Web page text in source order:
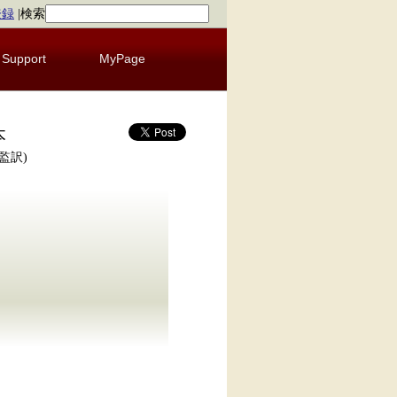
検索
Support MyPage
訳)